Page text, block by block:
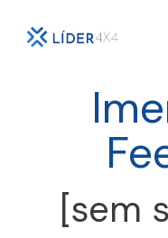
[sem